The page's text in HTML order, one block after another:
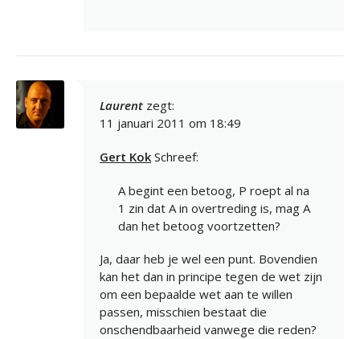
Laurent zegt:
11 januari 2011 om 18:49
Gert Kok Schreef:
A begint een betoog, P roept al na
1 zin dat A in overtreding is, mag A
dan het betoog voortzetten?
Ja, daar heb je wel een punt. Bovendien
kan het dan in principe tegen de wet zijn
om een bepaalde wet aan te willen
passen, misschien bestaat die
onschendbaarheid vanwege die reden?